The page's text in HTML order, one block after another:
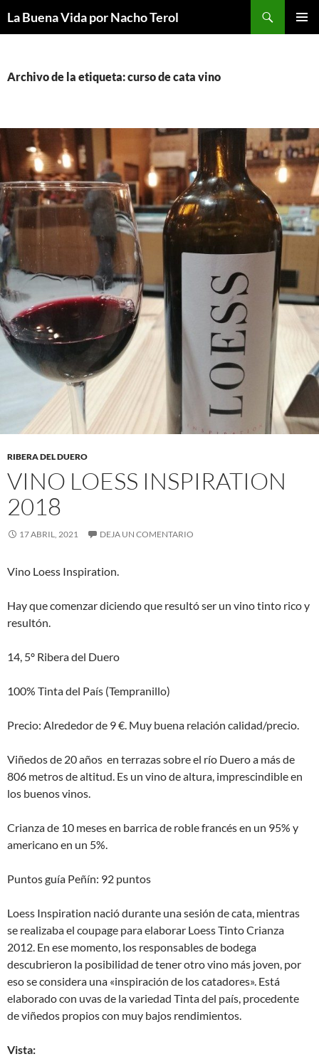
La Buena Vida por Nacho Terol
Archivo de la etiqueta: curso de cata vino
RIBERA DEL DUERO
VINO LOESS INSPIRATION
2018
17 ABRIL, 2021 DEJA UN COMENTARIO
Vino Loess Inspiration.
Hay que comenzar diciendo que resultó ser un vino tinto rico y
resultón.
14, 5º Ribera del Duero
100% Tinta del País (Tempranillo)
Precio: Alrededor de 9 €. Muy buena relación calidad/precio.
Viñedos de 20 años en terrazas sobre el río Duero a más de
806 metros de altitud. Es un vino de altura, imprescindible en
los buenos vinos.
Crianza de 10 meses en barrica de roble francés en un 95% y
americano en un 5%.
Puntos guía Peñín: 92 puntos
Loess Inspiration nació durante una sesión de cata, mientras
se realizaba el coupage para elaborar Loess Tinto Crianza
2012. En ese momento, los responsables de bodega
descubrieron la posibilidad de tener otro vino más joven, por
eso se considera una «inspiración de los catadores». Está
elaborado con uvas de la variedad Tinta del país, procedente
de viñedos propios con muy bajos rendimientos.
Vista: